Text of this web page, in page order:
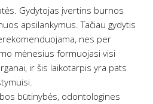
Gydytojas įvertins burnos
apsilankymus. Tačiau gydytis
nes per
mėnesius formuojasi visi
ir šis laikotarpis yra pats
būtinybės, odontologines